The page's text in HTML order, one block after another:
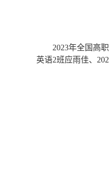
2023年全国高
英语2班应雨佳、